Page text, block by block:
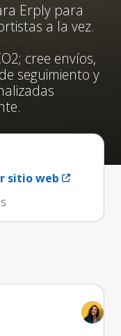
Erply para
a la vez.
cree envíos,
seguimiento y
sitio web